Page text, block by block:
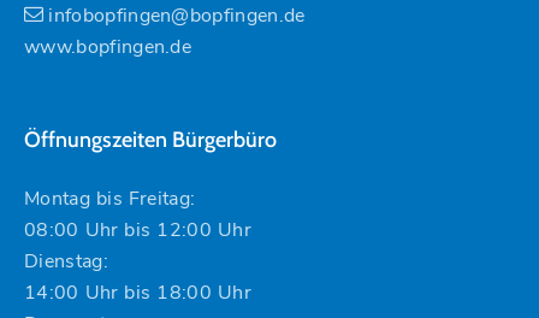
infobopfingen@bopfingen.de
www.bopfingen.de
Öffnungszeiten Bürgerbüro
Montag bis Freitag:
08:00 Uhr bis 12:00 Uhr
Dienstag:
14:00 Uhr bis 18:00 Uhr